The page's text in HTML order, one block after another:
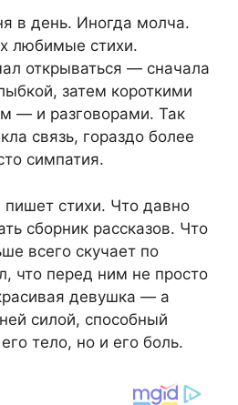
в день. Иногда молча.
любимые стихи.
открываться — сначала
затем короткими
— и разговорами. Так
связь, гораздо более
симпатия.
пишет стихи. Что давно
сборник рассказов. Что
всего скучает по
что перед ним не просто
девушка — а
силой, способный
тело, но и его боль.